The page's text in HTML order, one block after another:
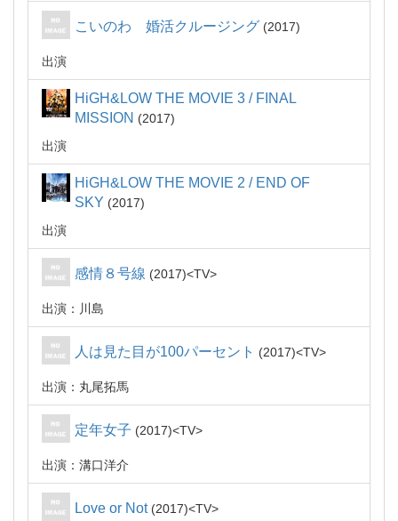
こいのわ 婚活クルージング 2017
出演
HiGH&LOW THE MOVIE 3 / FINAL
MISSION
2017
出演
HiGH&LOW THE MOVIE 2 / END OF
SKY
2017
出演
感情８号線 2017 TV
出演：川島
人は見た目が100パーセント 2017 TV
出演：丸尾拓馬
定年女子 2017 TV
出演：溝口洋介
Love or Not 2017 TV